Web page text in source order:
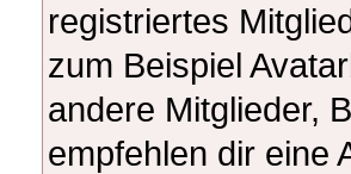
registriertes
zum Beispiel
andere Mitglieder,
empfehlen dir eine